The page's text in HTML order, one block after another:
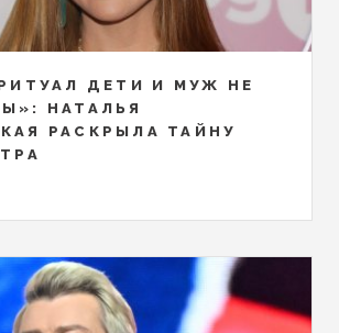
ДЕТИ И МУЖ НЕ
НАТАЛЬЯ
РАСКРЫЛА ТАЙНУ